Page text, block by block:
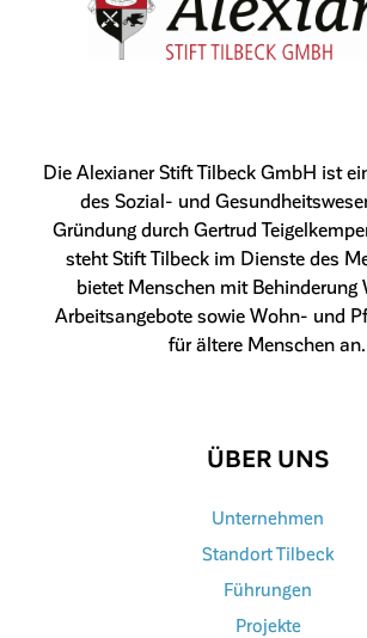
Die Alexianer Stift Tilbeck GmbH ist
des Sozial- und
Gründung durch Gertrud
steht Stift Tilbeck im Dienste des
bietet Menschen mit Behinderung
Arbeitsangebote sowie Wohn- und
für ältere Menschen an.
ÜBER UNS
Unternehmen
Standort Tilbeck
Führungen
Projekte